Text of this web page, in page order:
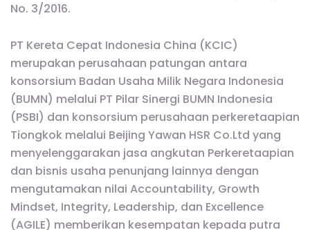
No. 3/2016.
PT Kereta Cepat Indonesia China (KCIC)
merupakan perusahaan patungan antara
konsorsium Badan Usaha Milik Negara Indonesia
(BUMN) melalui PT Pilar Sinergi BUMN Indonesia
(PSBI) dan konsorsium perusahaan perkeretaapian
Tiongkok melalui Beijing Yawan HSR Co.Ltd yang
menyelenggarakan jasa angkutan Perkeretaapian
dan bisnis usaha penunjang lainnya dengan
mengutamakan nilai Accountability, Growth
Mindset, Integrity, Leadership, dan Excellence
(AGILE) memberikan kesempatan kepada putra